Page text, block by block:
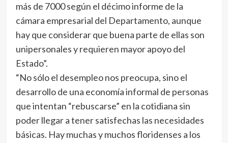
más de 7000 según el décimo informe de la
cámara empresarial del Departamento, aunque
hay que considerar que buena parte de ellas son
unipersonales y requieren mayor apoyo del
Estado”.
“No sólo el desempleo nos preocupa, sino el
desarrollo de una economía informal de personas
que intentan “rebuscarse” en la cotidiana sin
poder llegar a tener satisfechas las necesidades
básicas. Hay muchas y muchos floridenses a los